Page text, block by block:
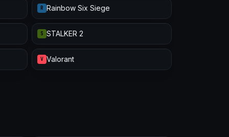
R Rainbow Six Siege
S STALKER 2
V Valorant